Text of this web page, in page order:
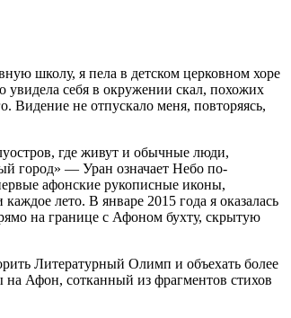
школу, я пела в детском церковном хоре
себя в окружении скал, похожих
Видение не отпускало меня, повторяясь,
где живут и обычные люди,
город» — Уран означает Небо по-
афонские рукописные иконы,
лето. В январе 2015 года я оказалась
на границе с Афоном бухту, скрытую
Литературный Олимп и объехать более
на Афон, сотканный из фрагментов стихов